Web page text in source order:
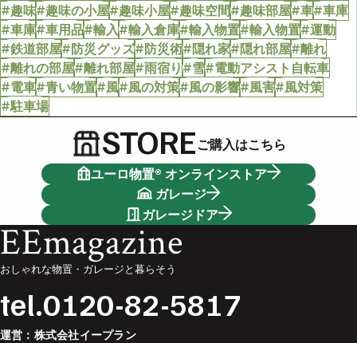
#趣味#趣味の小屋#趣味小屋#趣味空間#趣味部屋#車#車庫
#車庫#車用品#輸入#輸入倉庫#輸入物置#輸入物置#運動
#鉄道部屋#防災グッズ#防災術#隠れ家#隠れ部屋#離れ
#離れの部屋#離れ部屋#雨宿り#雪#電動アシスト自転車
#電車#青い物置#風#風の対策#風の影響#風害#風対策
#駐車場
STOREご購入はこちら
ユーロ物置® オンラインストア
ガレージ
ガレージドア
EEmagazine
おしゃれな物置・ガレージと暮らそう
tel.0120-82-5817
運営： 株式会社イープラン